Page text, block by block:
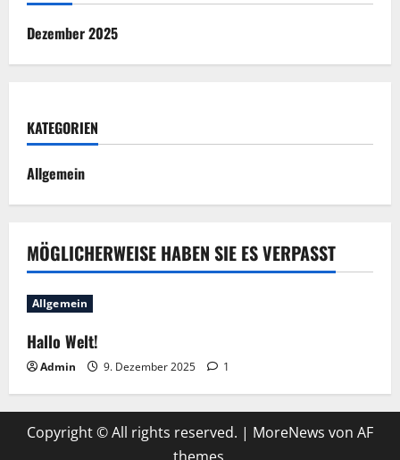
Dezember 2025
KATEGORIEN
Allgemein
MÖGLICHERWEISE HABEN SIE ES VERPASST
Allgemein
Hallo Welt!
Admin 9. Dezember 2025 1
Copyright © All rights reserved. | MoreNews von AF